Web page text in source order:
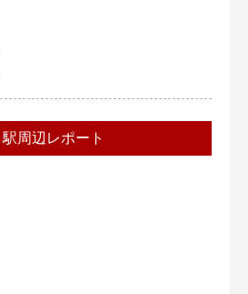
駅周辺レポート